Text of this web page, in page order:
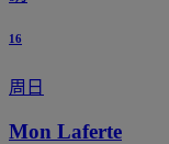
16
周日
Mon Laferte